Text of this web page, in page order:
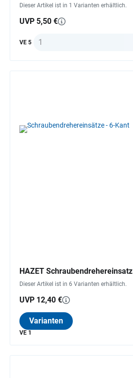
Dieser Artikel ist in 1 Varianten erhältlich.
UVP 5,50 €
VE 5 Anzahl
HAZET Schraubendrehereinsatz
Dieser Artikel ist in 6 Varianten erhältlich.
UVP 12,40 €
Varianten
VE 1